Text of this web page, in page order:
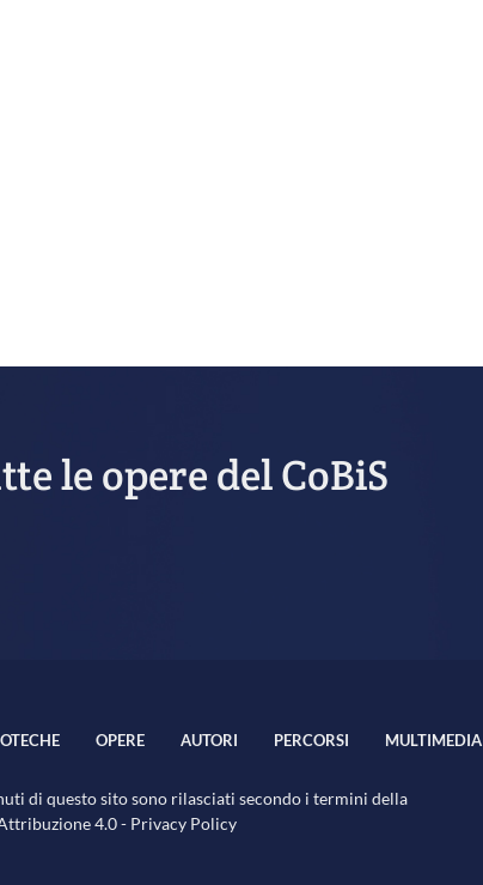
le opere del CoBiS
OPERE AUTORI PERCORSI MULTIMEDIA
di questo sito sono rilasciati secondo i termini della
4.0- Privacy Policy